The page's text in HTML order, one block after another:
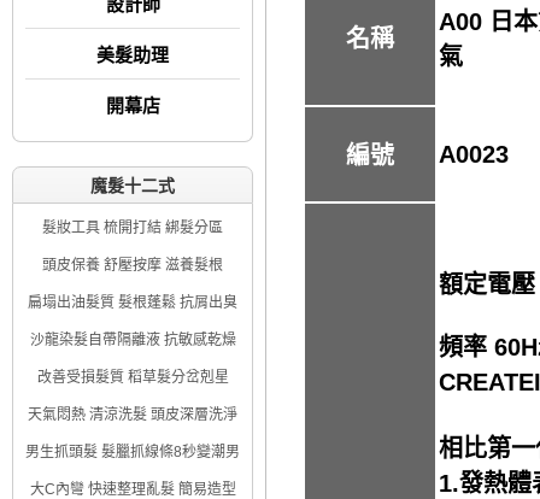
設計師
美髮助理
開幕店
魔髮十二式
髮妝工具 梳開打結 綁髮分區
頭皮保養 舒壓按摩 滋養髮根
扁塌出油髮質 髮根蓬鬆 抗屑出臭
沙龍染髮自帶隔離液 抗敏感乾燥
改善受損髮質 稻草髮分岔剋星
天氣悶熱 清涼洗髮 頭皮深層洗淨
男生抓頭髮 髮臘抓線條8秒變潮男
大C內彎 快速整理亂髮 簡易造型
名稱
A00 日
氣
編號 A0023
額定電
頻率
相比第
1.發熱體